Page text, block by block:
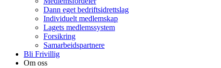
Dann eget bedriftsidrettslag
Individuelt medlemskap
Lagets medlemssystem
Forsikring
Samarbeidspartnere
Bli Frivillig
Om oss